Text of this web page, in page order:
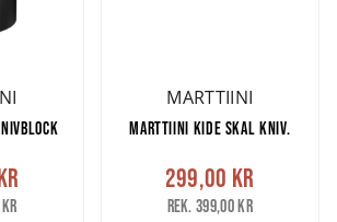
kr
MARTTIINI
MARTTIINI KIDE SKAL KNIV.
299,00 kr
Rek. 399,00 kr